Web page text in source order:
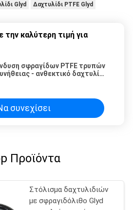
Glyd Δαχτυλίδι PTFE Glyd
καλύτερη τιμή για
σφραγίδων PTFE τρυπών
- ανθεκτικό δαχτυλίδι
συνεχίσει
Προϊόντα
Στόλισμα δαχτυλιδιών
με σφραγιδόλιθο Glyd